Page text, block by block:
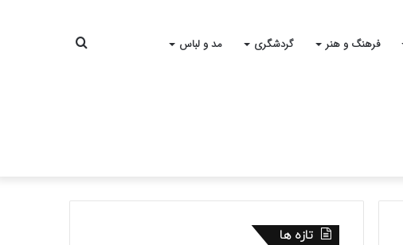
فرهنگ و هنر گردشگری مد و لباس جستجو
تازه ها